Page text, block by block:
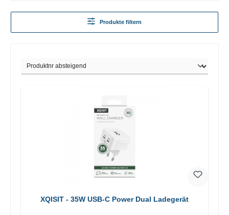
Produkte filtern
XQISIT - 35W USB-C Power Dual Ladegerät